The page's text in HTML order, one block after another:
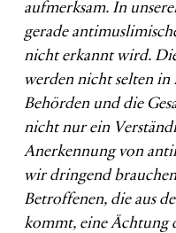
aufmerksam. In
gerade
nicht erkannt wird.
werden nicht selten in
Behörden und die
nicht nur ein
Anerkennung von
wir dringend
Betroffenen, die aus
kommt, eine Ächtung